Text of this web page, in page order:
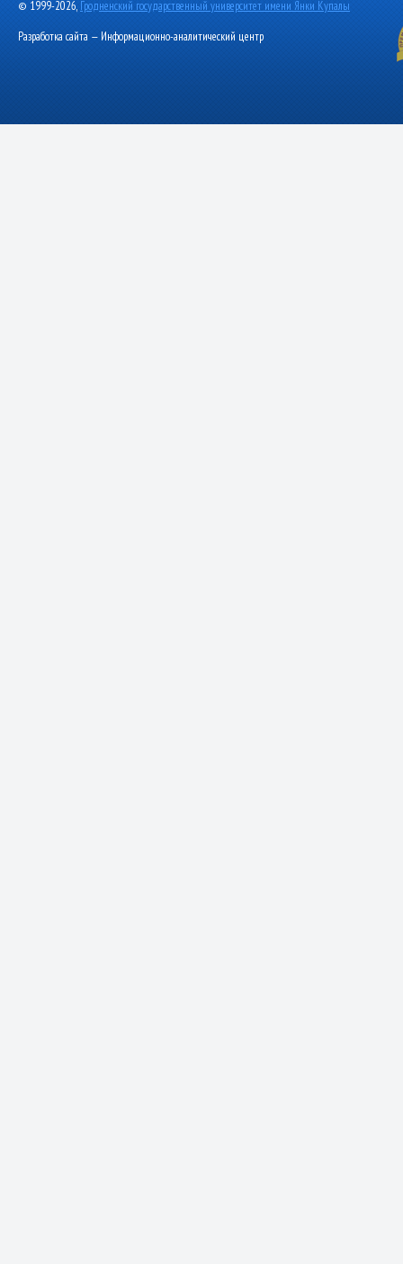
© 1999-2026, Гродненский государственный университет имени Янки Купалы
Разработка сайта — Информационно-аналитический центр